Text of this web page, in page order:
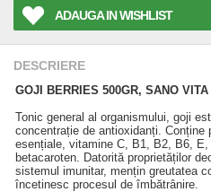
ADAUGA IN WISHLIST
DESCRIERE
GOJI BERRIES 500GR, SANO VITA
Tonic general al organismului, goji
concentrație de antioxidanți. Conține
esențiale, vitamine C, B1, B2, B6,
betacaroten. Datorită proprietăților
sistemul imunitar, mențin greutatea
încetinesc procesul de îmbătrânire.